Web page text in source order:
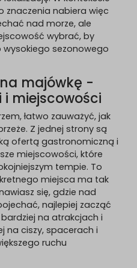
znaczenia nabiera więc
nad morze, ale
wybrać, by
sezonowego
majówkę -
i miejscowości
łatwo zauważyć, jak
Z jednej strony są
ofertą gastronomiczną i
miejscowości, które
tempie. To
miejsca ma tak
się, gdzie nad
najlepiej zacząć
na atrakcjach i
na ciszy, spacerach i
ruchu